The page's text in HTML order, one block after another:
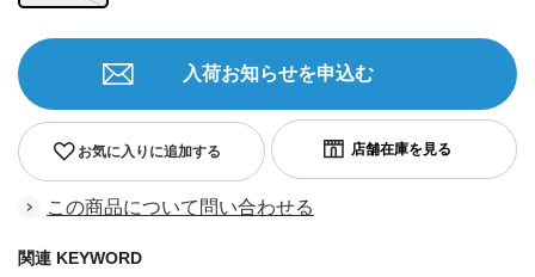
お気に入りに追加する
入荷お知らせを申込む
この商品について問い合わせる
関連 KEYWORD